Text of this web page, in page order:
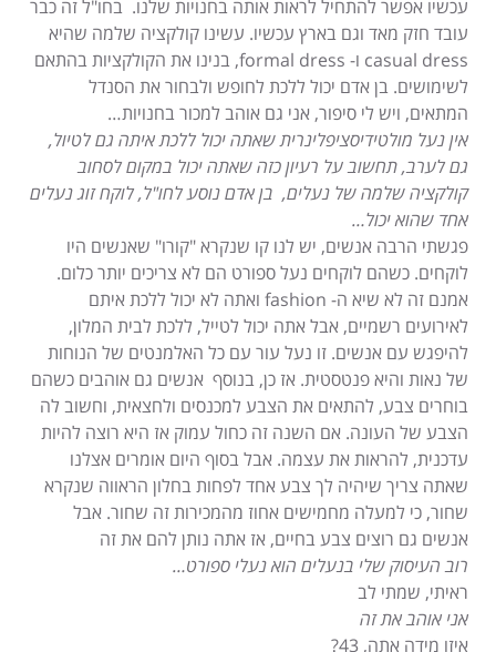
עכשיו אפשר להתחיל לראות אותה בחנויות שלנו. בחו"ל זה כבר
עובד חזק מאד וגם בארץ עכשיו. עשינו קולקציה שלמה שהיא
casual dress ו- formal dress, בנינו את הקולקציות בהתאם
לשימושים. בן אדם יכול ללכת לחופש ולבחור את הסנדל
המתאים, ויש לי סיפור, אני גם אוהב למכור בחנויות…
אין נעל מולטידיסציפלינרית שאתה יכול ללכת איתה גם לטיול,
גם לערב, תחשוב על רעיון כזה שאתה יכול במקום לסחוב
קולקציה שלמה של נעלים, בן אדם נוסע לחו"ל, לוקח זוג נעלים
אחד שהוא יכול…
פגשתי הרבה אנשים, יש לנו קו שנקרא "קורו" שאנשים היו
לוקחים. כשהם לוקחים נעל ספורט הם לא צריכים יותר כלום.
אמנם זה לא שיא ה- fashion ואתה לא יכול ללכת איתם
לאירועים רשמיים, אבל אתה יכול לטייל, ללכת לבית המלון,
להיפגש עם אנשים. זו נעל עור עם כל האלמנטים של הנוחות
של נאות והיא פנטסטית. אז כן, בנוסף אנשים גם אוהבים כשהם
בוחרים צבע, להתאים את הצבע למכנסים ולחצאית, וחשוב לה
הצבע של העונה. אם השנה זה כחול עמוק אז היא רוצה להיות
עדכנית, להראות את עצמה. אבל בסוף היום אומרים אצלנו
שאתה צריך שיהיה לך צבע אחד לפחות בחלון הראווה שנקרא
שחור, כי למעלה מחמישים אחוז מהמכירות זה שחור. אבל
אנשים גם רוצים צבע בחיים, אז אתה נותן להם את זה
רוב העיסוק שלי בנעלים הוא נעלי ספורט…
ראיתי, שמתי לב
אני אוהב את זה
איזו מידה אתה, 43?